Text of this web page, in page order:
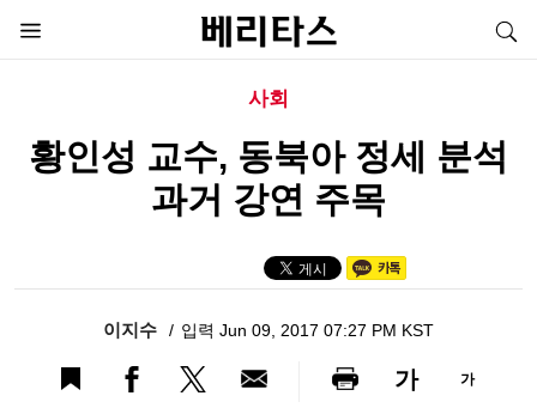
사회
황인성 교수, 동북아 정세 분석
과거 강연 주목
이지수 입력 Jun 09, 2017 07:27 PM KST
가 가